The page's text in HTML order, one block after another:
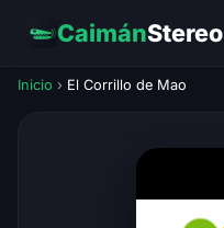
CaimánStereo
Inicio › El Corrillo de Mao